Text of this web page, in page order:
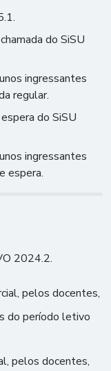
do SiSU
ingressantes
regular.
do SiSU
ingressantes
espera.
2024.2.
pelos docentes,
do período letivo
pelos docentes,